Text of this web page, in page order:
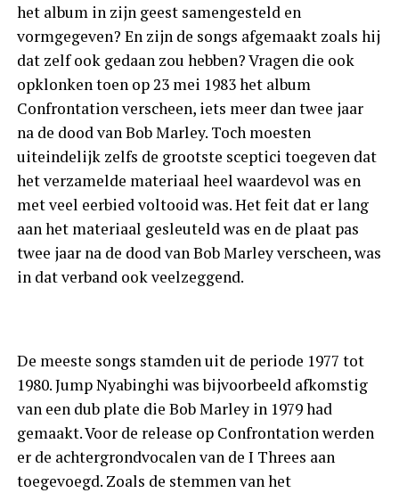
het album in zijn geest samengesteld en
vormgegeven? En zijn de songs afgemaakt zoals hij
dat zelf ook gedaan zou hebben? Vragen die ook
opklonken toen op 23 mei 1983 het album
Confrontation verscheen, iets meer dan twee jaar
na de dood van Bob Marley. Toch moesten
uiteindelijk zelfs de grootste sceptici toegeven dat
het verzamelde materiaal heel waardevol was en
met veel eerbied voltooid was. Het feit dat er lang
aan het materiaal gesleuteld was en de plaat pas
twee jaar na de dood van Bob Marley verscheen, was
in dat verband ook veelzeggend.
De meeste songs stamden uit de periode 1977 tot
1980. Jump Nyabinghi was bijvoorbeeld afkomstig
van een dub plate die Bob Marley in 1979 had
gemaakt. Voor de release op Confrontation werden
er de achtergrondvocalen van de I Threes aan
toegevoegd. Zoals de stemmen van het